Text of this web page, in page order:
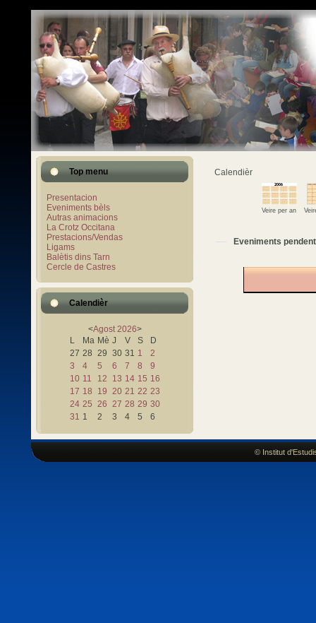
Top menu
Presentacion
Eveniments bèls
Autras animacions
La Crotz Occitana
Prestacions/Vendas
Ligams
Balètis dins Tarn
Cercle de Castres
Calendièr
<Agost 2026>
L
Ma Mè J V S
D
27 28 29 30 31 1
2
3
4 5 6 7 8
9
10 11 12 13 14 15 16
17 18 19 20 21 22 23
24 25 26 27 28 29 30
31 1 2 3 4 5 6
Calendièr
Veire per an
Eveniments pendent
© Institut